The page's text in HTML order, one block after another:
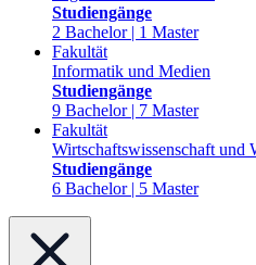
Studiengänge
2 Bachelor | 1 Master
Fakultät
Informatik und Medien
Studiengänge
9 Bachelor | 7 Master
Fakultät
Wirtschaftswissenschaft und
Studiengänge
6 Bachelor | 5 Master